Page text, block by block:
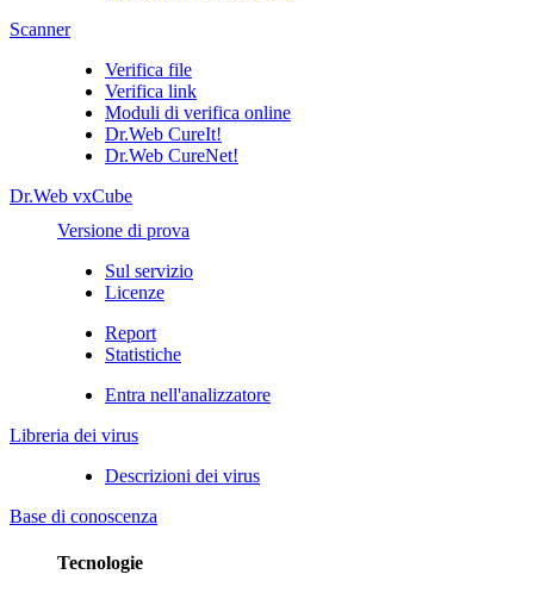
Scanner
Verifica file
Verifica link
Moduli di verifica online
Dr.Web CureIt!
Dr.Web CureNet!
Dr.Web vxCube
Versione di prova
Sul servizio
Licenze
Report
Statistiche
Entra nell'analizzatore
Libreria dei virus
Descrizioni dei virus
Base di conoscenza
Tecnologie